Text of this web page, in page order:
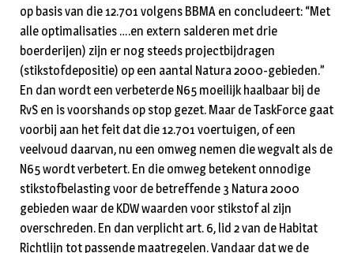
op basis van die 12.701 volgens BBMA en concludeert: “Met
alle optimalisaties ….en extern salderen met drie
boerderijen) zijn er nog steeds projectbijdragen
(stikstofdepositie) op een aantal Natura 2000-gebieden.”
En dan wordt een verbeterde N65 moeilijk haalbaar bij de
RvS en is voorshands op stop gezet. Maar de TaskForce gaat
voorbij aan het feit dat die 12.701 voertuigen, of een
veelvoud daarvan, nu een omweg nemen die wegvalt als de
N65 wordt verbetert. En die omweg betekent onnodige
stikstofbelasting voor de betreffende 3 Natura 2000
gebieden waar de KDW waarden voor stikstof al zijn
overschreden. En dan verplicht art. 6, lid 2 van de Habitat
Richtlijn tot passende maatregelen. Vandaar dat we de